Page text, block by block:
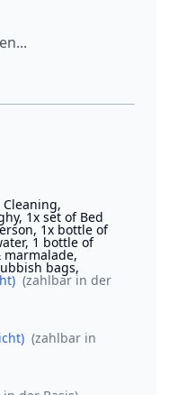
1x set of Bed
1x bottle of
1 bottle of
marmalade,
bags,
(zahlbar in der
(zahlbar in